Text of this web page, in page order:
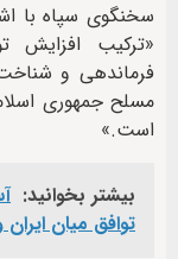
سخنگوی سپاه با
«ترکیب افزایش
فرماندهی و
مسلح جمهوری
است.»
بیشتر بخوانید:
توافق میان